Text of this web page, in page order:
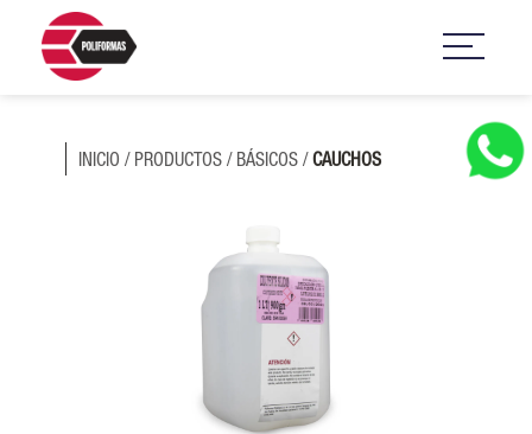
INICIO / PRODUCTOS / BÁSICOS / CAUCHOS